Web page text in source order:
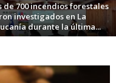
de 700 incendios forestales
investigados en La
durante la última...